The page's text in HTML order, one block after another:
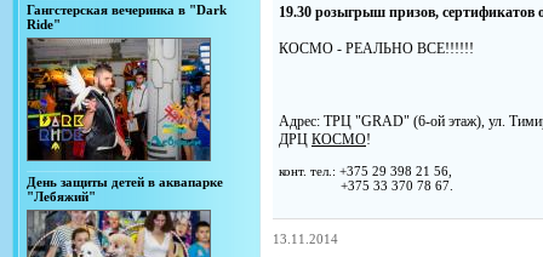
Гангстерская вечеринка в "Dark
Ride"
День защиты детей в аквапарке
"Лебяжий"
19.30 розыгрыш призов, сертификатов
КОСМО - РЕАЛЬНО ВСЕ!!!!!!
Адрес: ТРЦ "GRAD" (6-ой этаж), ул.
ДРЦ КОСМО!
конт. тел.: +375 29 398 21 56,
+375 33 370 78 67.
13.11.2014